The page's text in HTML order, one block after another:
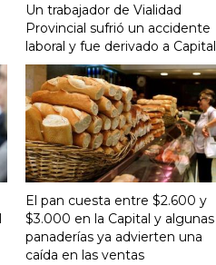
Un trabajador de Vialidad
Provincial sufrió un accidente
laboral y fue derivado a Capital
El pan cuesta entre $2.600 y
$3.000 en la Capital y algunas
panaderías ya advierten una
caída en las ventas